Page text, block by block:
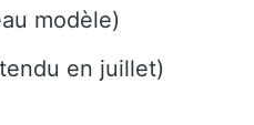
modèle)
en juillet)